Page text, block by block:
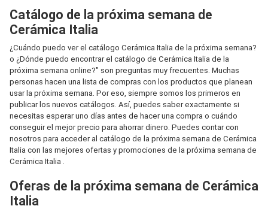
Catálogo de la próxima semana de
Cerámica Italia
¿Cuándo puedo ver el catálogo Cerámica Italia de la próxima semana?
o ¿Dónde puedo encontrar el catálogo de Cerámica Italia de la
próxima semana online?" son preguntas muy frecuentes. Muchas
personas hacen una lista de compras con los productos que planean
usar la próxima semana. Por eso, siempre somos los primeros en
publicar los nuevos catálogos. Así, puedes saber exactamente si
necesitas esperar uno días antes de hacer una compra o cuándo
conseguir el mejor precio para ahorrar dinero. Puedes contar con
nosotros para acceder al catálogo de la próxima semana de Cerámica
Italia con las mejores ofertas y promociones de la próxima semana de
Cerámica Italia .
Oferas de la próxima semana de Cerámica
Italia